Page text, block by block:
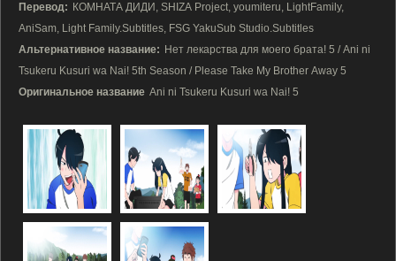
Перевод: КОМНАТА ДИДИ, SHIZA Project, youmiteru, LightFamily,
AniSam, Light Family.Subtitles, FSG YakuSub Studio.Subtitles
Альтернативное название: Нет лекарства для моего брата! 5 / Ani ni
Tsukeru Kusuri wa Nai! 5th Season / Please Take My Brother Away 5
Оригинальное название Ani ni Tsukeru Kusuri wa Nai! 5